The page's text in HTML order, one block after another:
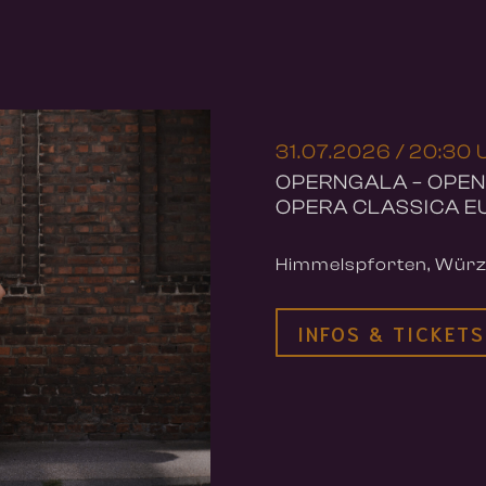
31.07.2026 / 20:30
OPERNGALA –
OPERA CLASSICA
Himmelspforten,
INFOS & TICKETS